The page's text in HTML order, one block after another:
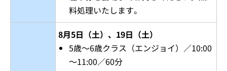
料処理いたします。
8月5日（土）、19日（土）
5歳～6歳クラス（エンジョイ）／10:00
～11:00／60分